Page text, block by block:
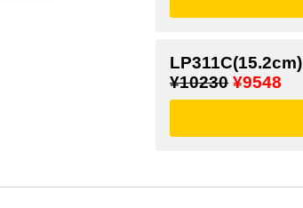
LP311C(15.2cm)
¥10230 ¥9548